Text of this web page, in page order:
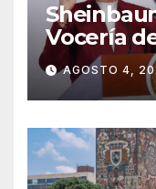
Vocería
crea
Ayudantía
AGOSTO 4,